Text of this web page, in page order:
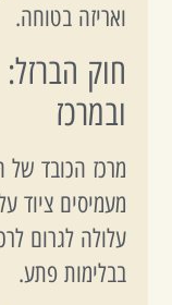
ואריזה בטוחה.
חוק
ובמרכז
מרכז הכובד
מעמיסים ציוד
עלולה לגרום
בבלימות פתע.